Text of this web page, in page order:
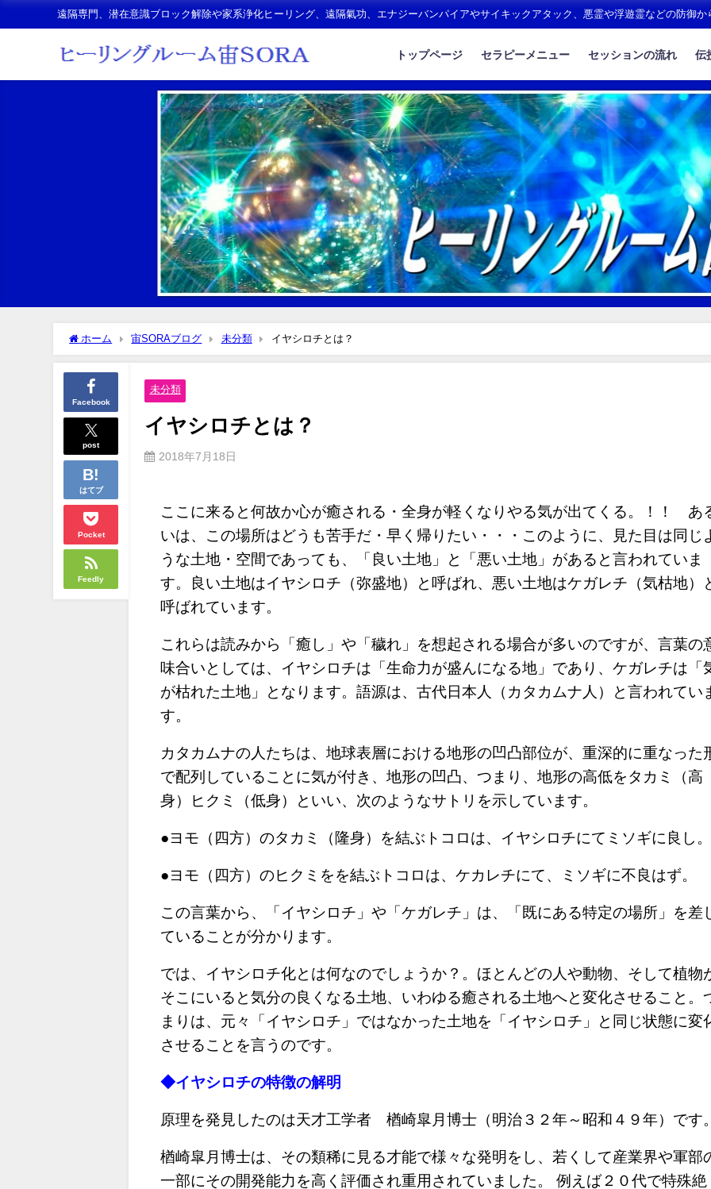
遠隔専門、潜在意識ブロック解除や家系浄化ヒーリング、遠隔氣功、エナジーバンパイアやサイキックアタック、悪霊や浮遊霊などの防御
トップページ セラピーメニュー セッションの流れ 伝
ホーム 宙SORAブログ 未分類 イヤシロチとは？
Facebook
post
はてブ
Pocket
Feedly
未分類
イヤシロチとは？
2018年7月18日
ここに来ると何故か心が癒される・全身が軽くなりやる気が出てくる。！！ あ
いは、この場所はどうも苦手だ・早く帰りたい・・・このように、見た目は同じ
うな土地・空間であっても、「良い土地」と「悪い土地」があると言われていま
す。良い土地はイヤシロチ（弥盛地）と呼ばれ、悪い土地はケガレチ（気枯地）
呼ばれています。
これらは読みから「癒し」や「穢れ」を想起される場合が多いのですが、言葉の
味合いとしては、イヤシロチは「生命力が盛んになる地」であり、ケガレチは「
が枯れた土地」となります。語源は、古代日本人（カタカムナ人）と言われてい
す。
カタカムナの人たちは、地球表層における地形の凹凸部位が、重深的に重なった
で配列していることに気が付き、地形の凹凸、つまり、地形の高低をタカミ（高
身）ヒクミ（低身）といい、次のようなサトリを示しています。
●ヨモ（四方）のタカミ（隆身）を結ぶトコロは、イヤシロチにてミソギに良し
●ヨモ（四方）のヒクミをを結ぶトコロは、ケカレチにて、ミソギに不良はず。
この言葉から、「イヤシロチ」や「ケガレチ」は、「既にある特定の場所」を差
ていることが分かります。
では、イヤシロチ化とは何なのでしょうか？。ほとんどの人や動物、そして植物
そこにいると気分の良くなる土地、いわゆる癒される土地へと変化させること。
まりは、元々「イヤシロチ」ではなかった土地を「イヤシロチ」と同じ状態に変
させることを言うのです。
◆イヤシロチの特徴の解明
原理を発見したのは天才工学者 楢崎皐月博士（明治３２年～昭和４９年）です
楢崎皐月博士は、その類稀に見る才能で様々な発明をし、若くして産業界や軍部
一部にその開発能力を高く評価され重用されていました。 例えば２０代で特殊絶